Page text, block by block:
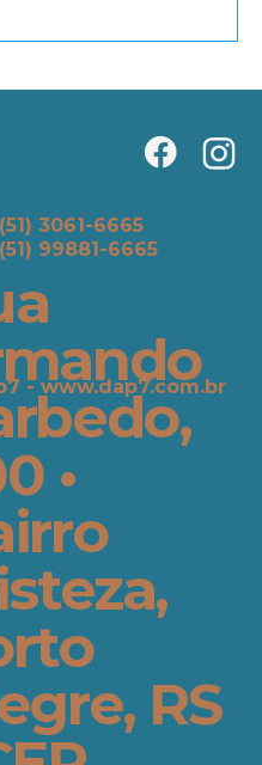
-www.dap7.com.br
•
RS
(51) 3061-6665
(51) 99881-6665